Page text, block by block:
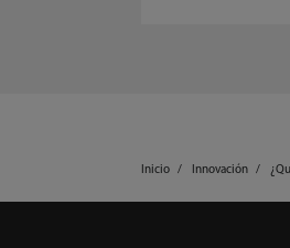
Inicio Innovación